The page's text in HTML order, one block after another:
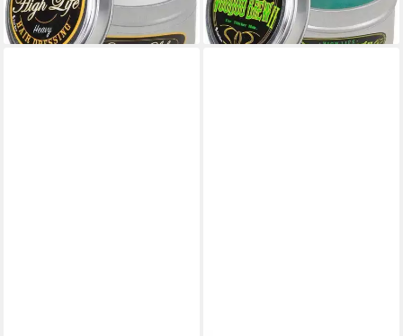
(12,11 €/ 100 g)
lieferbar - in 2-3 Werktagen bei dir
(14,64 €/ 100 g)
lieferbar - in 2-3 Werktagen bei dir